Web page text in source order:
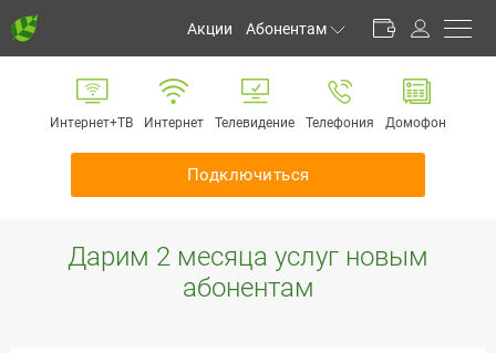
Акции Абонентам
Личный кабинет
Способы оплаты
Обратная связь
Информирование
Оборудование
Документы
Интернет+ТВ Интернет Телевидение Телефония Домофон
Подключиться
Дарим 2 месяца услуг новым
абонентам